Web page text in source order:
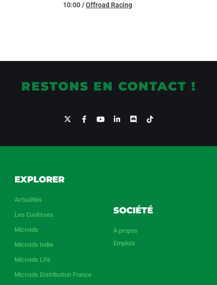
10:00 /Offroad Racing
RESTONS EN CONTACT !
EXPLORER
Actualités
Les Coulisses
Microids
Microids Indie
Microids Life
Microids Distribution France
SOCIÉTÉ
À propos
Emplois